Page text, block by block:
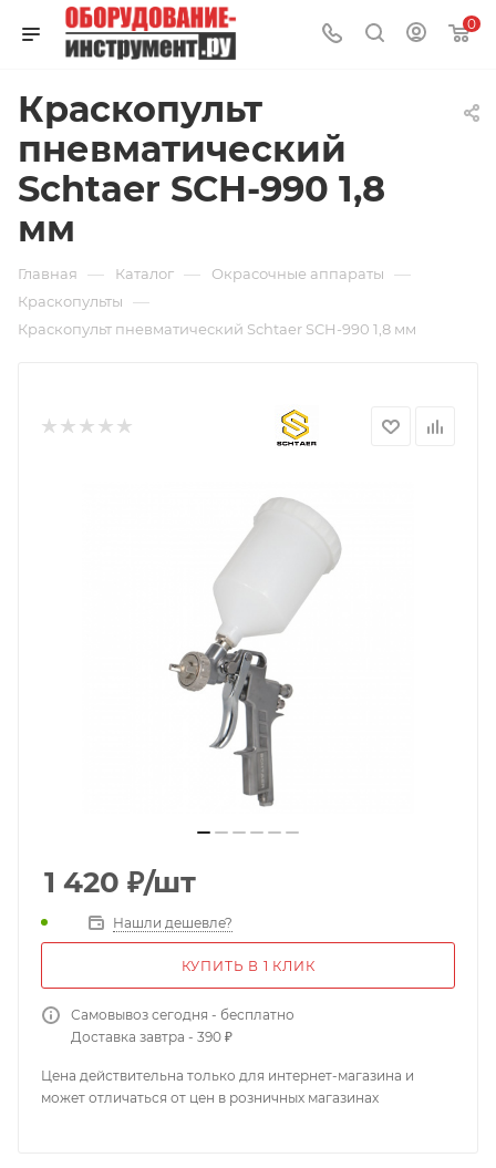
0
Краскопульт
пневматический
Schtaer SCH-990 1,8
мм
Главная — Каталог — Окрасочные аппараты —
Краскопульты —
Краскопульт пневматический Schtaer SCH-990 1,8 мм
1 420 ₽/шт
Нашли дешевле?
КУПИТЬ В 1 КЛИК
Самовывоз сегодня - бесплатно
Доставка завтра - 390 ₽
Цена действительна только для интернет-магазина и
может отличаться от цен в розничных магазинах